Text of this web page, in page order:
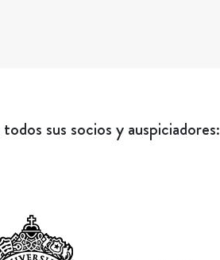
sus socios y auspiciadores: